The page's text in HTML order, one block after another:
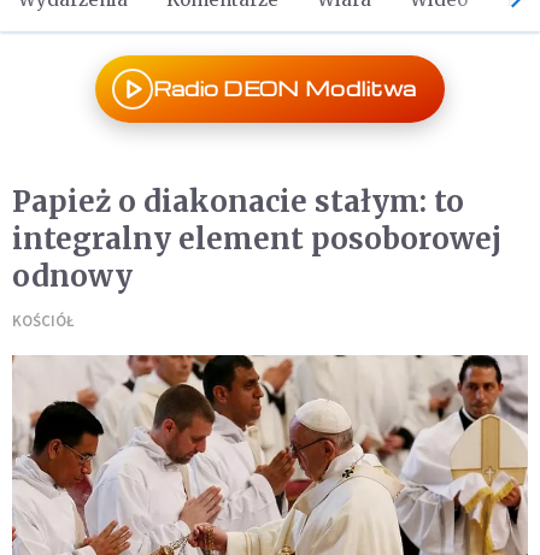
Radio DEON Modlitwa
Papież o diakonacie stałym: to
integralny element posoborowej
odnowy
KOŚCIÓŁ